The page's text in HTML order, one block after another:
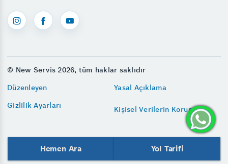
© New Servis 2026, tüm haklar saklıdır
Düzenleyen
Yasal Açıklama
Gizlilik Ayarları
Kişisel Verilerin Korunması
Hemen Ara Yol Tarifi